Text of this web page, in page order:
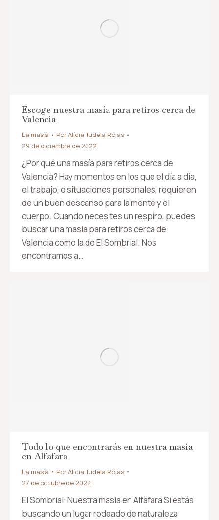
Escoge nuestra masía para retiros cerca de
Valencia
La masía PorAlícia Tudela Rojas
29 de diciembre de 2022
¿Por qué una masía para retiros cerca de
Valencia? Hay momentos en los que el día a día,
el trabajo, o situaciones personales, requieren
de un buen descanso para la mente y el
cuerpo. Cuando necesites un respiro, puedes
buscar una masía para retiros cerca de
Valencia como la de El Sombrial. Nos
encontramos a…
Todo lo que encontrarás en nuestra masía
en Alfafara
La masía PorAlícia Tudela Rojas
27 de octubre de 2022
El Sombrial: Nuestra masía en Alfafara Si estás
buscando un lugar rodeado de naturaleza